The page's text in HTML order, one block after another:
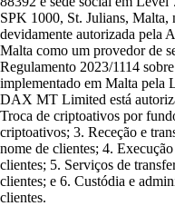
SPK 1000, St. Julians, Malta,
devidamente autorizada pela
Malta como um provedor de
Regulamento 2023/1114
implementado em Malta pela
DAX MT Limited está
Troca de criptoativos por
criptoativos; 3. Receção e
nome de clientes; 4.
clientes; 5. Serviços de
clientes; e 6. Custódia e
clientes.